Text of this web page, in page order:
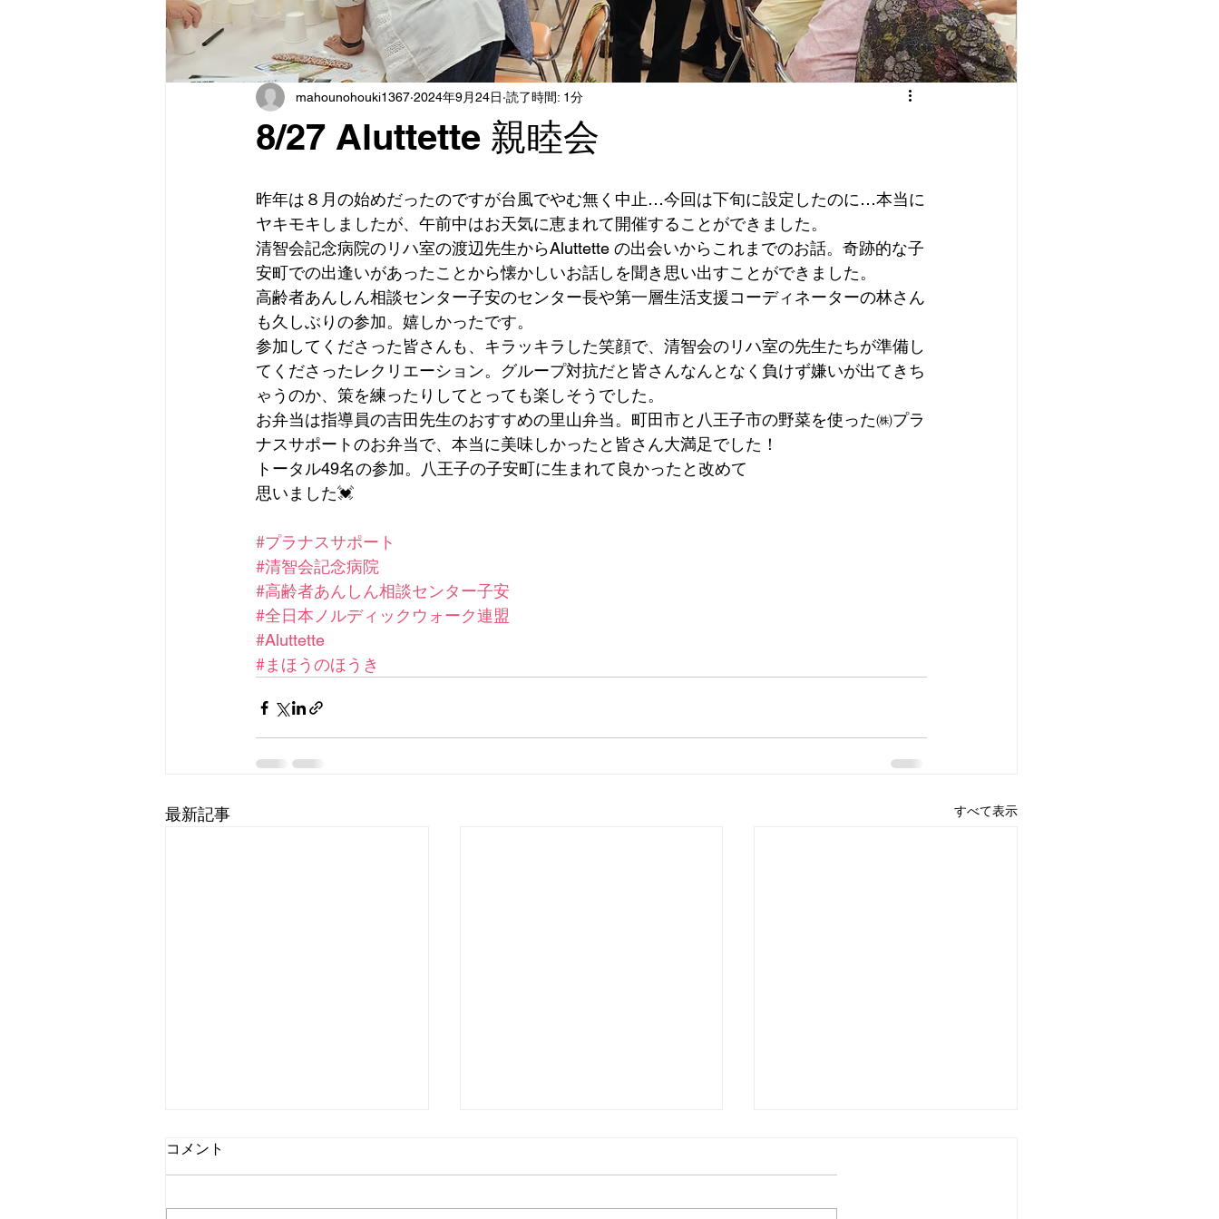
8/27 Aluttette 親睦会
mahounohouki1367 2024年9月24日 読了時間: 1分
昨年は８月の始めだったのですが台風でやむ無く中止…今回は下旬に設定したのに…本当に
ヤキモキしましたが、午前中はお天気に恵まれて開催することができました。
清智会記念病院のリハ室の渡辺先生からAluttette の出会いからこれまでのお話。奇跡的な子
安町での出逢いがあったことから懐かしいお話しを聞き思い出すことができました。
高齢者あんしん相談センター子安のセンター長や第一層生活支援コーディネーターの林さん
も久しぶりの参加。嬉しかったです。
参加してくださった皆さんも、キラッキラした笑顔で、清智会のリハ室の先生たちが準備し
てくださったレクリエーション。グループ対抗だと皆さんなんとなく負けず嫌いが出てきち
ゃうのか、策を練ったりしてとっても楽しそうでした。
お弁当は指導員の吉田先生のおすすめの里山弁当。町田市と八王子市の野菜を使った㈱プラ
ナスサポートのお弁当で、本当に美味しかったと皆さん大満足でした！
トータル49名の参加。八王子の子安町に生まれて良かったと改めて
思いました💓
#プラナスサポート
#清智会記念病院
#高齢者あんしん相談センター子安
#全日本ノルディックウォーク連盟
#Aluttette
#まほうのほうき
最新記事 すべて表示
コメント